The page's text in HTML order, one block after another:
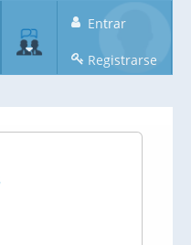
Entrar
Registrarse